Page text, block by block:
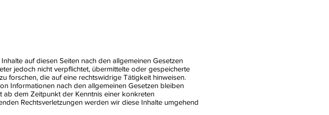
auf diesen Seiten nach den allgemeinen Gesetzen
jedoch nicht verpflichtet, übermittelte oder gespeicherte
forschen, die auf eine rechtswidrige Tätigkeit hinweisen.
Informationen nach den allgemeinen Gesetzen bleiben
ab dem Zeitpunkt der Kenntnis einer konkreten
Rechtsverletzungen werden wir diese Inhalte umgehend